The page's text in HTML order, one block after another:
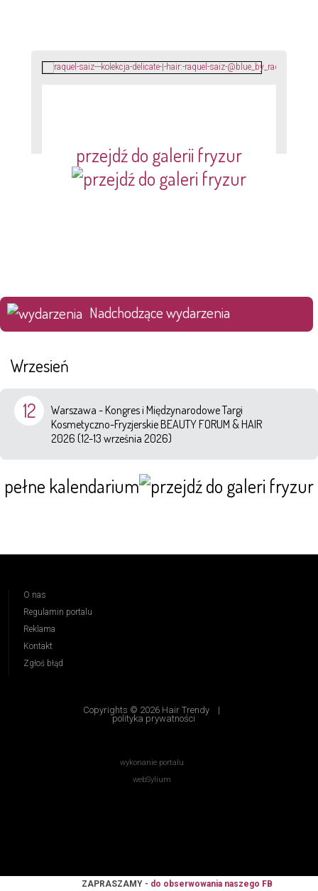
przejdź do galerii fryzur
Nadchodzące wydarzenia
Wrzesień
12
Warszawa - Kongres i Międzynarodowe Targi
Kosmetyczno-Fryzjerskie BEAUTY FORUM & HAIR
2026 (12-13 września 2026)
pełne kalendarium
O nas
Regulamin portalu
Reklama
Kontakt
Zgłoś błąd
Copyrights © 2026 Hair Trendy |
polityka prywatności
wykonanie portalu
webSylium
ZAPRASZAMY -do obserwowania naszego FB